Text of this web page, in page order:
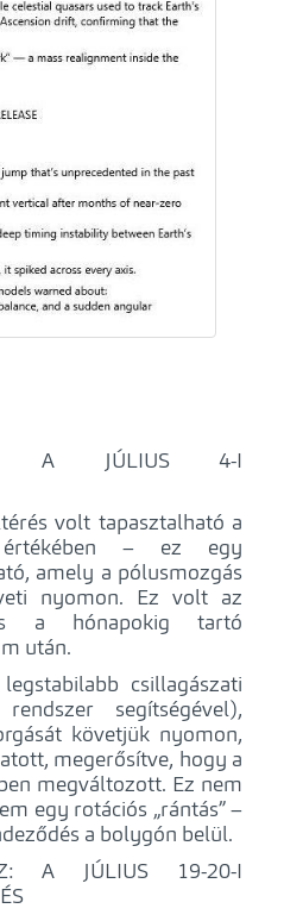
A JÚLIUS 4-I
volt tapasztalható a
– ez egy
amely a pólusmozgás
nyomon. Ez volt az
a hónapokig tartó
után.
csillagászati
segítségével),
követjük nyomon,
megerősítve, hogy a
megváltozott. Ez nem
egy rotációs „rántás” –
a bolygón belül.
A JÚLIUS 19-20-I